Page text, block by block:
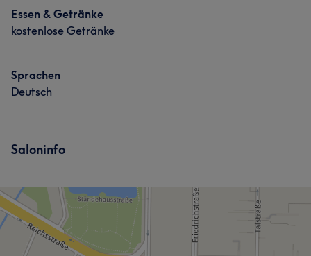
Portfolio
Essen & Getränke
kostenlose Getränke
Sprachen
Deutsch
Saloninfo